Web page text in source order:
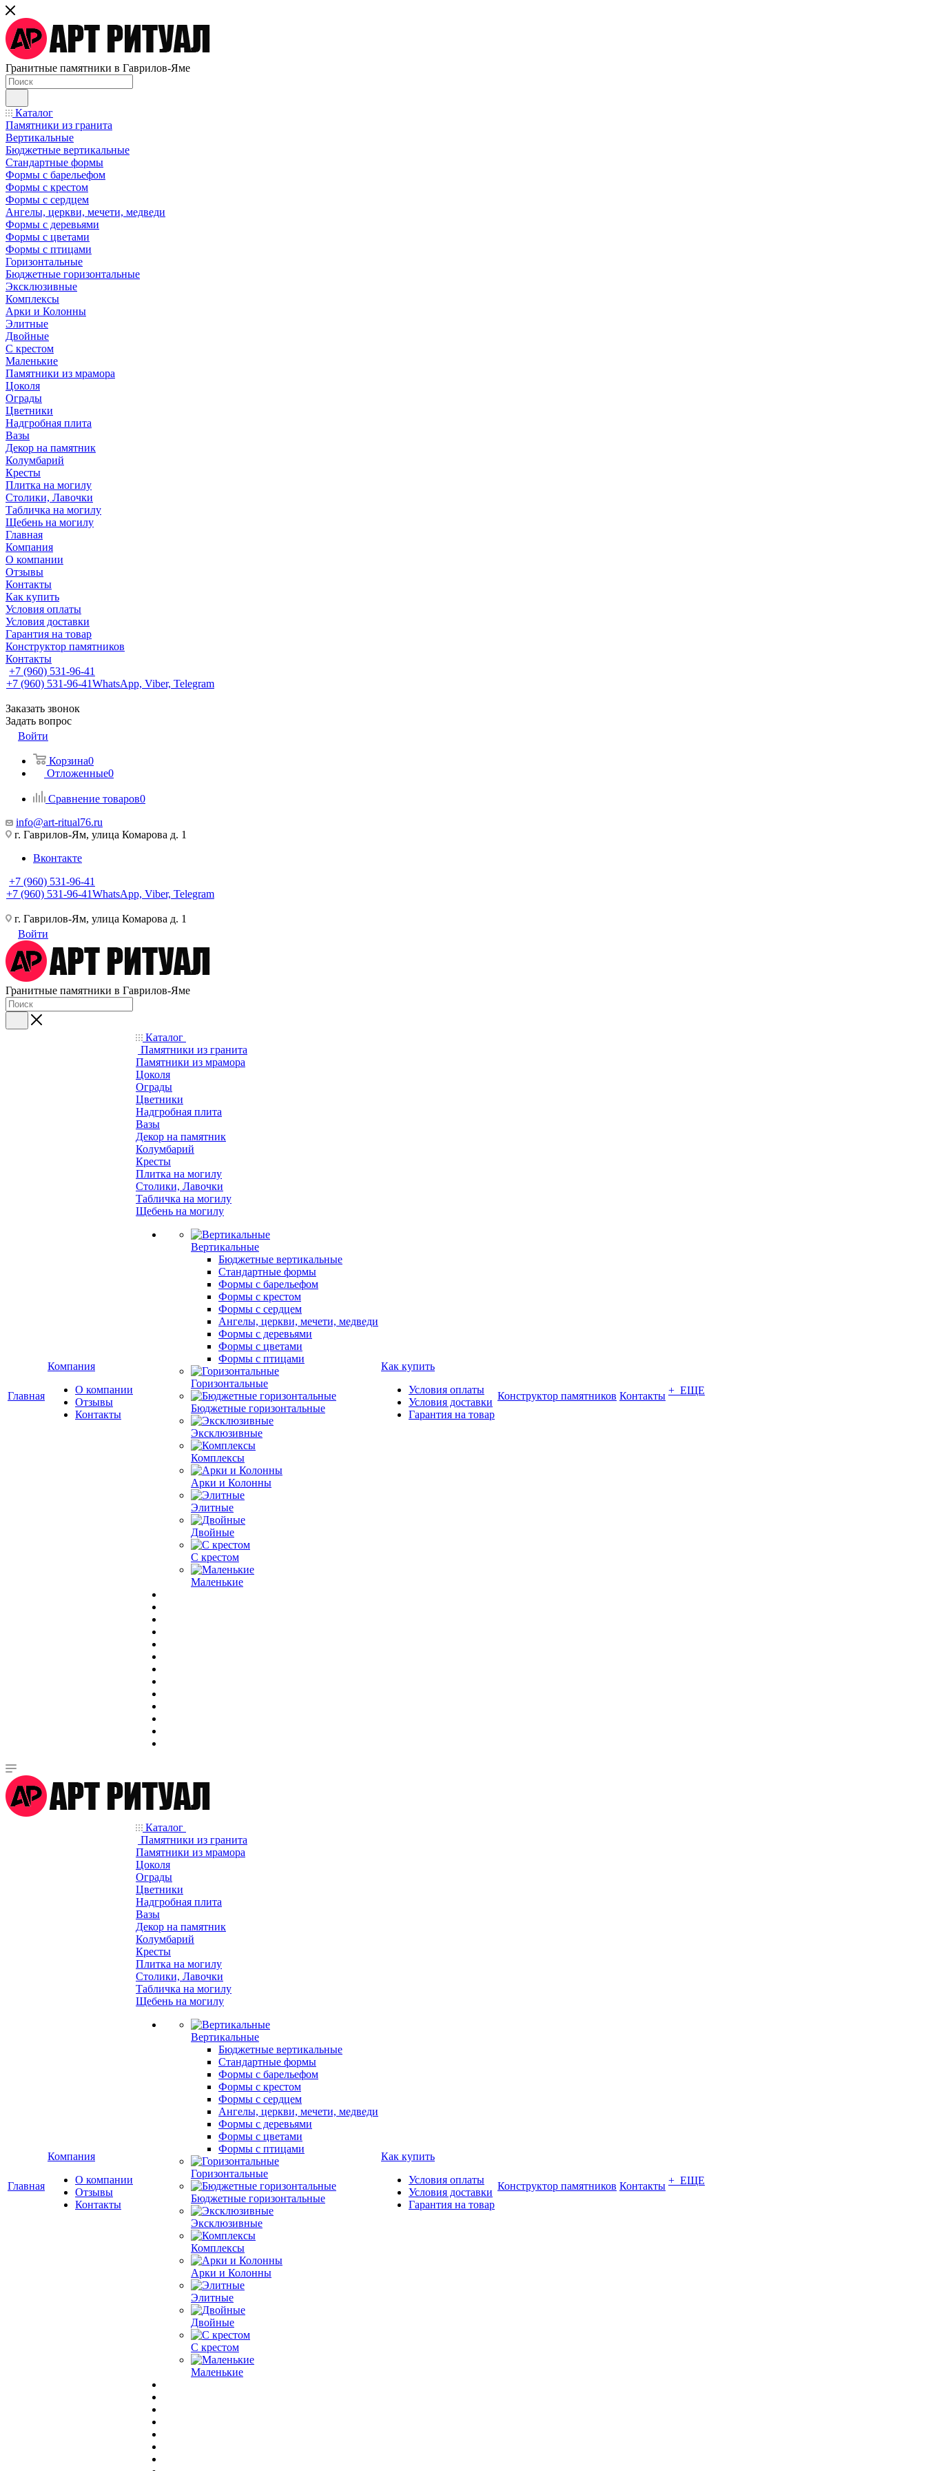
Гранитные памятники в Гаврилов-Яме
Каталог
Памятники из гранита
Вертикальные
Бюджетные вертикальные
Стандартные формы
Формы с барельефом
Формы с крестом
Формы с сердцем
Ангелы, церкви, мечети, медведи
Формы с деревьями
Формы с цветами
Формы с птицами
Горизонтальные
Бюджетные горизонтальные
Эксклюзивные
Комплексы
Арки и Колонны
Элитные
Двойные
С крестом
Маленькие
Памятники из мрамора
Цоколя
Ограды
Цветники
Надгробная плита
Вазы
Декор на памятник
Колумбарий
Кресты
Плитка на могилу
Столики, Лавочки
Табличка на могилу
Щебень на могилу
Главная
Компания
О компании
Отзывы
Контакты
Как купить
Условия оплаты
Условия доставки
Гарантия на товар
Конструктор памятников
Контакты
+7 (960) 531-96-41
+7 (960) 531-96-41WhatsApp, Viber, Telegram
Заказать звонок
Задать вопрос
Войти
Корзина0
Отложенные0
Сравнение товаров0
info@art-ritual76.ru
г. Гаврилов-Ям, улица Комарова д. 1
Вконтакте
+7 (960) 531-96-41
+7 (960) 531-96-41WhatsApp, Viber, Telegram
г. Гаврилов-Ям, улица Комарова д. 1
Войти
Гранитные памятники в Гаврилов-Яме
Главная
Компания
О компании
Отзывы
Контакты
Каталог
Памятники из гранита
Памятники из мрамора
Цоколя
Ограды
Цветники
Надгробная плита
Вазы
Декор на памятник
Колумбарий
Кресты
Плитка на могилу
Столики, Лавочки
Табличка на могилу
Щебень на могилу
Вертикальные
Бюджетные вертикальные
Стандартные формы
Формы с барельефом
Формы с крестом
Формы с сердцем
Ангелы, церкви, мечети, медведи
Формы с деревьями
Формы с цветами
Формы с птицами
Горизонтальные
Бюджетные горизонтальные
Эксклюзивные
Комплексы
Арки и Колонны
Элитные
Двойные
С крестом
Маленькие
Как купить
Условия оплаты
Условия доставки
Гарантия на товар
Конструктор памятников Контакты + ЕЩЕ
Главная
Компания
О компании
Отзывы
Контакты
Каталог
Памятники из гранита
Памятники из мрамора
Цоколя
Ограды
Цветники
Надгробная плита
Вазы
Декор на памятник
Колумбарий
Кресты
Плитка на могилу
Столики, Лавочки
Табличка на могилу
Щебень на могилу
Вертикальные
Бюджетные вертикальные
Стандартные формы
Формы с барельефом
Формы с крестом
Формы с сердцем
Ангелы, церкви, мечети, медведи
Формы с деревьями
Формы с цветами
Формы с птицами
Горизонтальные
Бюджетные горизонтальные
Эксклюзивные
Комплексы
Арки и Колонны
Элитные
Двойные
С крестом
Маленькие
Как купить
Условия оплаты
Условия доставки
Гарантия на товар
Конструктор памятников Контакты + ЕЩЕ